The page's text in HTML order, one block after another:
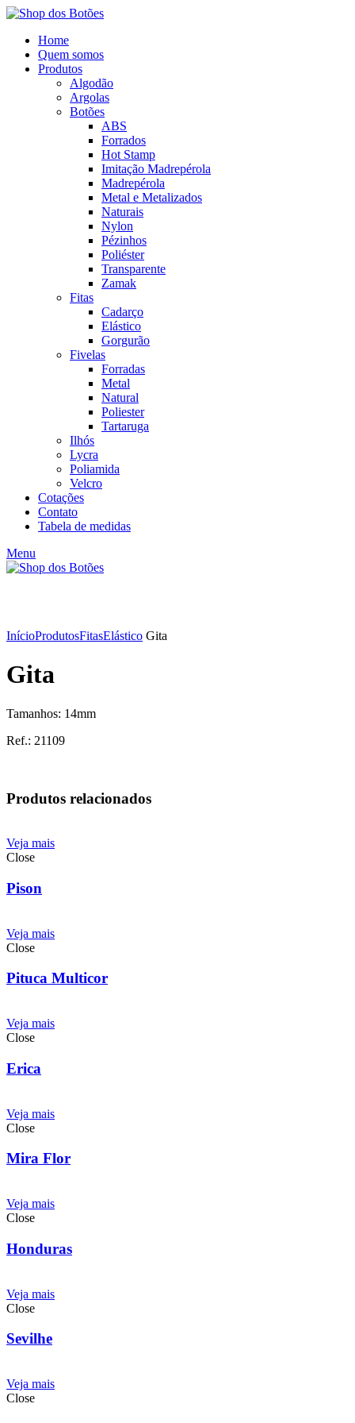
Home
Quem somos
Produtos
Algodão
Argolas
Botões
ABS
Forrados
Hot Stamp
Imitação Madrepérola
Madrepérola
Metal e Metalizados
Naturais
Nylon
Pézinhos
Poliéster
Transparente
Zamak
Fitas
Cadarço
Elástico
Gorgurão
Fivelas
Forradas
Metal
Natural
Poliester
Tartaruga
Ilhós
Lycra
Poliamida
Velcro
Cotações
Contato
Tabela de medidas
Menu
InícioProdutosFitasElástico Gita
Gita
Tamanhos: 14mm
Ref.: 21109
Produtos relacionados
Veja mais
Close
Pison
Veja mais
Close
Pituca Multicor
Veja mais
Close
Erica
Veja mais
Close
Mira Flor
Veja mais
Close
Honduras
Veja mais
Close
Sevilhe
Veja mais
Close